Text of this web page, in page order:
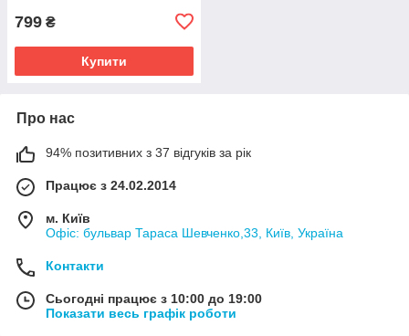
799 ₴
Купити
Про нас
94% позитивних з 37 відгуків за рік
Працює з 24.02.2014
м. Київ
Офіс: бульвар Тараса Шевченко,33, Київ, Україна
Контакти
Сьогодні працює з 10:00 до 19:00
Показати весь графік роботи